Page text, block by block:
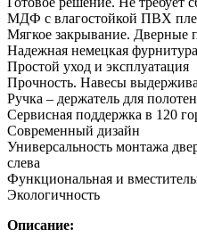
МДФ с влагостойкой ПВХ
Мягкое закрывание. Дверные
Надежная немецкая фурнитура
Простой уход и эксплуатация
Прочность. Навесы
Ручка – держатель для
Сервисная поддержка в 120
Современный дизайн
Универсальность монтажа
слева
Функциональная и
Экологичность
Описание: